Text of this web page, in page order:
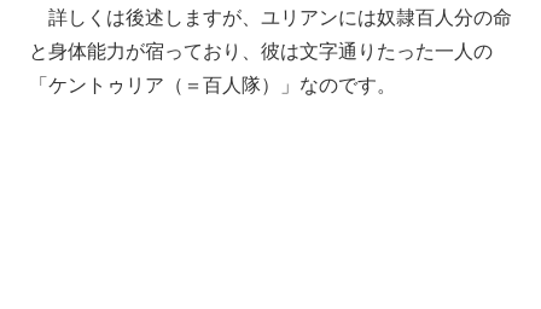
詳しくは後述しますが、ユリアンには奴隷百人分の命
と身体能力が宿っており、彼は文字通りたった一人の
「ケントゥリア（＝百人隊）」なのです。